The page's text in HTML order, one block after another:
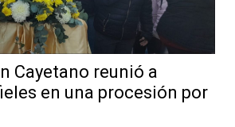
Cayetano reunió a
en una procesión por